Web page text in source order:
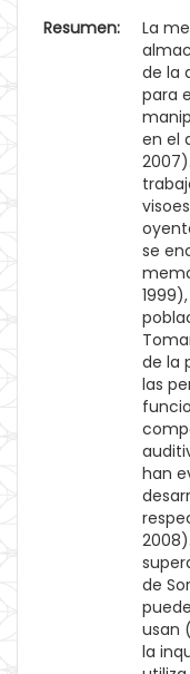
Resumen:
La
de la
para
en el
se
de la
las
han
de
usan
la